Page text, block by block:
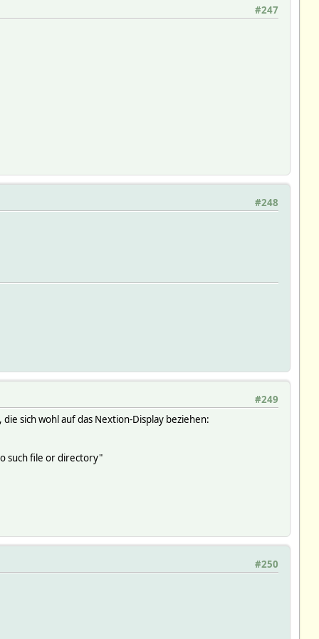
#247
#248
#249
sich wohl auf das Nextion-Display beziehen:
such file or directory"
#250